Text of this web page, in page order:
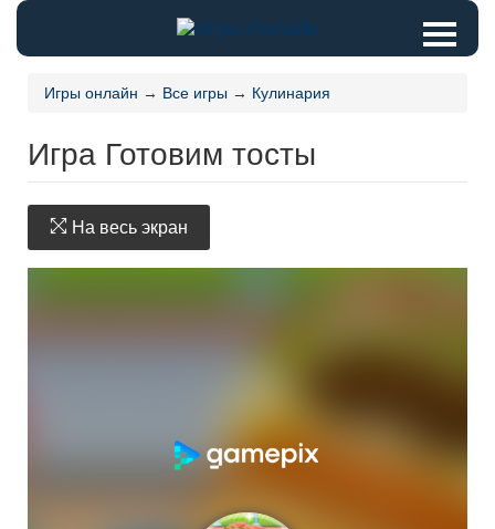
Игры онлайн → Все игры → Кулинария
Игра Готовим тосты
На весь экран